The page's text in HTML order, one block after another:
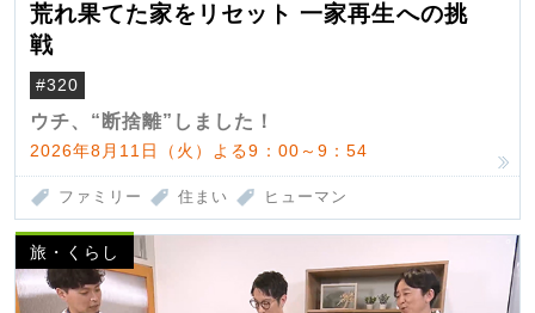
荒れ果てた家をリセット 一家再生への挑
戦
#320
ウチ、“断捨離”しました！
2026年8月11日（火）よる9：00～9：54
ファミリー 住まい ヒューマン
旅・くらし